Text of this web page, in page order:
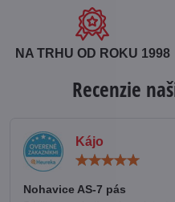
NA TRHU OD ROKU 1998
Recenzie
Kájo
Nohavice AS-7 pás